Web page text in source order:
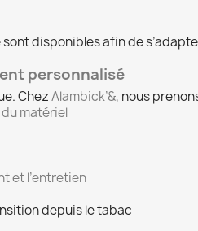
disponibles afin de
personnalisé
ChezAlambick’&, nous
matériel
et l’entretien
depuis le tabac